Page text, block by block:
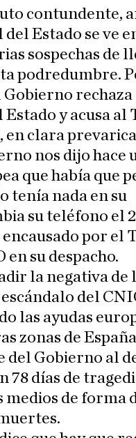
contundente,
Estado se ve
sospechas de
podredumbre.
rechaza
y acusa al
en clara
nos dijo hace
que había que
tenía nada en su
su teléfono el
encausado por el
su despacho.
la negativa de
del
las ayudas
zonas de
del Gobierno al
78 días de
medios de forma